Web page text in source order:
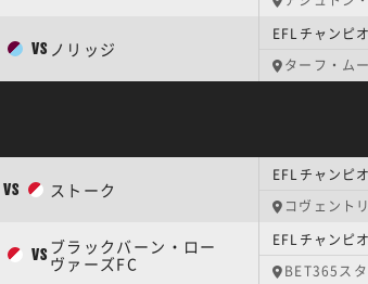
VS ノリッジ
EFLチャン
ターフ・ム
VS ストーク
EFLチャン
コヴェント
VS ブラックバーン・ロー
ヴァーズFC
EFLチャン
BET365ス